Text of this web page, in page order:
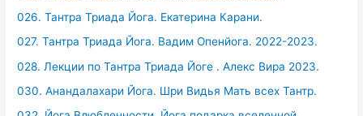
026. Тантра Триада Йога. Екатерина Карани.
027. Тантра Триада Йога. Вадим Опенйога. 2022-2023.
028. Лекции по Тантра Триада Йоге . Алекс Вира 2023.
030. Анандалахари Йога. Шри Видья Мать всех Тантр.